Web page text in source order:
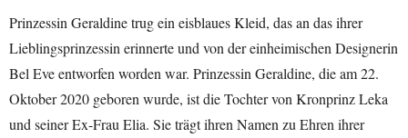
Prinzessin Geraldine trug ein eisblaues Kleid, das an das ihrer
Lieblingsprinzessin erinnerte und von der einheimischen Designerin
Bel Eve entworfen worden war. Prinzessin Geraldine, die am 22.
Oktober 2020 geboren wurde, ist die Tochter von Kronprinz Leka
und seiner Ex-Frau Elia. Sie trägt ihren Namen zu Ehren ihrer